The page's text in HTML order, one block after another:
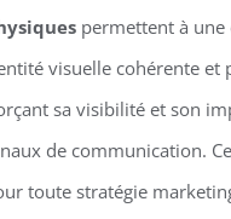
permettent à une
visuelle cohérente et
sa visibilité et son
de communication.
toute stratégie